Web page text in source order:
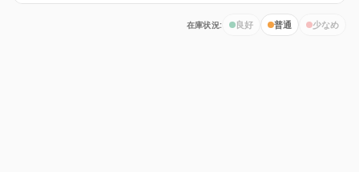
在庫状況: 良好 普通 少なめ